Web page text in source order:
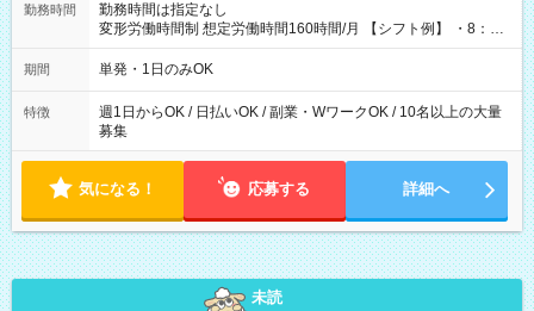
勤務時間
勤務時間は指定なし
変形労働時間制 想定労働時間160時間/月 【シフト例】 ・8：00
～21：00
期間 単発・1日のみOK
特徴
週1日からOK / 日払いOK / 副業・WワークOK / 10名以上の大量
募集
気になる！ 応募する 詳細へ
未読